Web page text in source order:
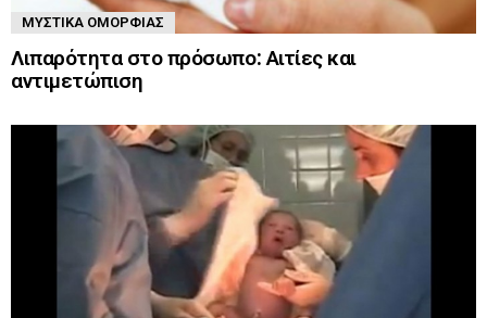
ΜΥΣΤΙΚΆ ΟΜΟΡΦΙΆΣ
Λιπαρότητα στο πρόσωπο: Αιτίες και
αντιμετώπιση